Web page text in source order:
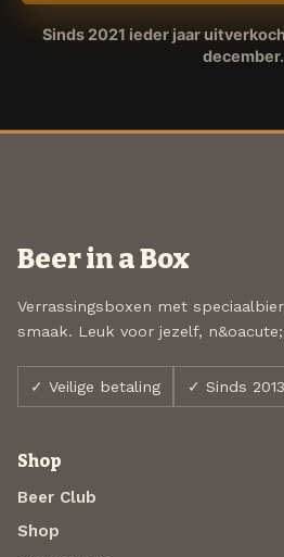
Sinds 2021 ieder jaar
december.
Beer in a Box
Verrassingsboxen met
smaak. Leuk voor jezelf,
✓ Veilige betaling ✓ Sinds 2013
Shop
Beer Club
Shop